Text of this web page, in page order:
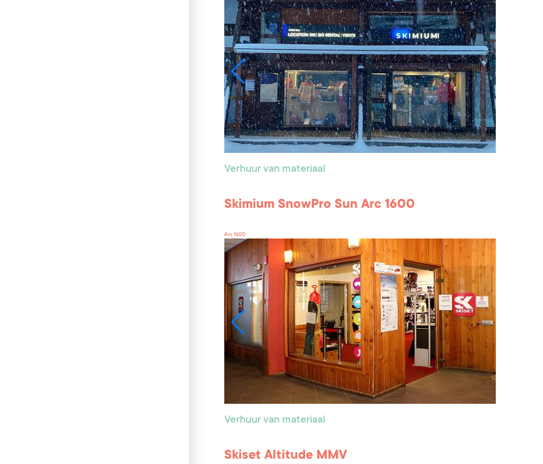
Verhuur van materiaal
Skimium SnowPro Sun Arc 1600
Arc 1600
Verhuur van materiaal
Skiset Altitude MMV